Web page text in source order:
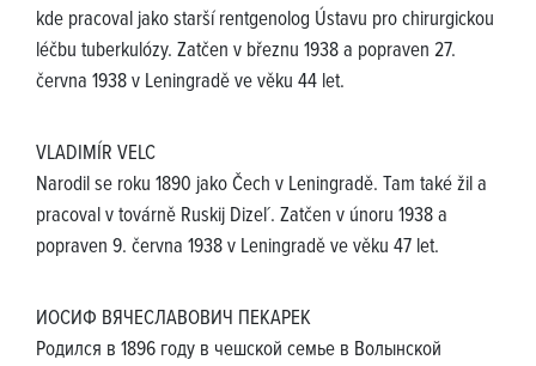
kde pracoval jako starší rentgenolog Ústavu pro chirurgickou
léčbu tuberkulózy. Zatčen v březnu 1938 a popraven 27.
června 1938 v Leningradě ve věku 44 let.
VLADIMÍR VELC
Narodil se roku 1890 jako Čech v Leningradě. Tam také žil a
pracoval v továrně Ruskij Dizel´. Zatčen v únoru 1938 a
popraven 9. června 1938 v Leningradě ve věku 47 let.
ИОСИФ ВЯЧЕСЛАВОВИЧ ПЕКАРЕК
Родился в 1896 году в чешской семье в Волынской